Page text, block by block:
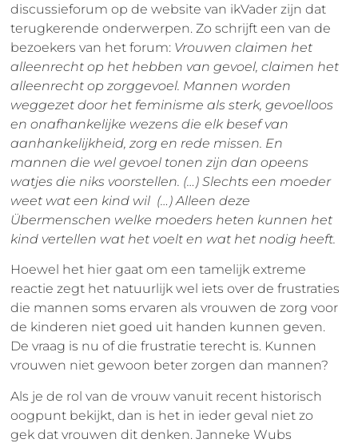
discussieforum op de website van ikVader zijn dat
terugkerende onderwerpen. Zo schrijft een van de
bezoekers van het forum: Vrouwen claimen het
alleenrecht op het hebben van gevoel, claimen het
alleenrecht op zorggevoel. Mannen worden
weggezet door het feminisme als sterk, gevoelloos
en onafhankelijke wezens die elk besef van
aanhankelijkheid, zorg en rede missen. En
mannen die wel gevoel tonen zijn dan opeens
watjes die niks voorstellen. (…) Slechts een moeder
weet wat een kind wil (…) Alleen deze
Übermenschen welke moeders heten kunnen het
kind vertellen wat het voelt en wat het nodig heeft.
Hoewel het hier gaat om een tamelijk extreme
reactie zegt het natuurlijk wel iets over de frustraties
die mannen soms ervaren als vrouwen de zorg voor
de kinderen niet goed uit handen kunnen geven.
De vraag is nu of die frustratie terecht is. Kunnen
vrouwen niet gewoon beter zorgen dan mannen?
Als je de rol van de vrouw vanuit recent historisch
oogpunt bekijkt, dan is het in ieder geval niet zo
gek dat vrouwen dit denken. Janneke Wubs